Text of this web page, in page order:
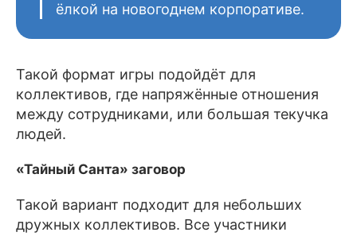
ёлкой на новогоднем корпоративе.
Такой формат игры подойдёт для
коллективов, где напряжённые отношения
между сотрудниками, или большая текучка
людей.
«Тайный Санта» заговор
Такой вариант подходит для небольших
дружных коллективов. Все участники